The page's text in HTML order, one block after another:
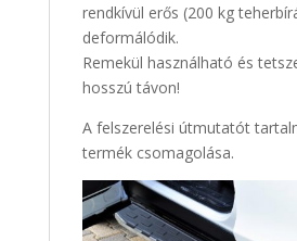
rendkívül erős (200 kg
deformálódik.
Remekül használható és
hosszú távon!
A felszerelési útmutatót
termék csomagolása.